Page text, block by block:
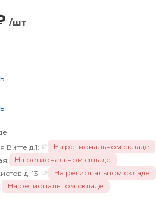
/шт
Витте д.1:
На региональном складе
На региональном складе
д. 13:
На региональном складе
На региональном складе